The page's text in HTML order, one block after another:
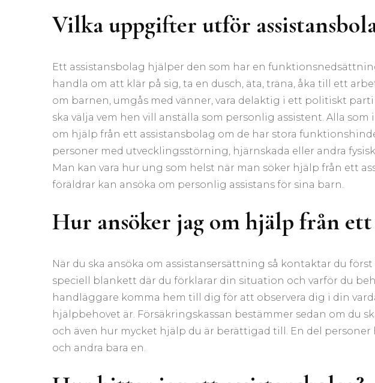
Vilka uppgifter utför
Ett assistansbolag hjälper den som har en
handla om att klär på sig, ta en dusch, äta, träna, åka till ett
om barnen, umgås med vänner, vara delaktig i ett politiskt
ska välja vem hen vill anställa som personlig assistent. Alla som
om hjälp från ett assistansbolag om de har stora
personer med utvecklingsstörning, hjärnskada eller andra
Man kan vara hur ung som helst när man söker hjälp från ett
föräldrar kan ansöka om personlig assistans för sina barn.
Hur ansöker jag om hjälp från ett
När du ska ansöka om assistansersättning så kontaktar du
speciell blankett där du förklarar din situation och varför du
handläggare komma hem till dig för att observera dig i din
hjälpbehovet är. Försäkringskassan bestämmer sedan om du
och även hur mycket hjälp du är berättigad till. En del
och andra bara en.